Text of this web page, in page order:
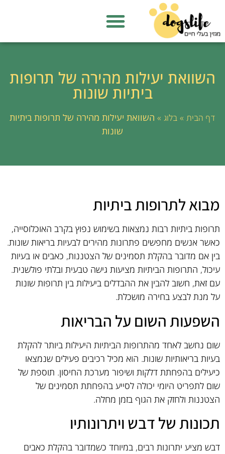
השוואת יעילות מהירה של תרופות
ביתיות שונות
דף הבית » בלוג » השוואת יעילות מהירה של תרופות ביתיות
שונות
מבוא לתרופות ביתיות
תרופות ביתיות רבות נמצאות בשימוש נפוץ בקרב האוכלוסייה,
כאשר אנשים מחפשים פתרונות מהירים לבעיות בריאות שונות.
בין אם מדובר בהקלת תסמינים של הצטננות, כאבים או בעיות
עיכול, התרופות הביתיות מציעות גישה טבעית ובלתי פולשנית.
עם זאת, חשוב להבין את ההבדלים ביעילות בין תרופות שונות
על מנת לבצע בחירה מושכלת.
השפעות השום על הבריאות
שום נחשב לאחד מהתרופות הביתיות היעילות ביותר להקלת
בעיות בריאותיות שונות. הוא מכיל רכיבים פעילים שנמצאו
כיעילים בהפחתת דלקות ושיפור מערכת החיסון. תוספת של
שום לתפריט היומי יכולה לסייע בהפחתת תסמינים של
הצטננות ולחזק את הגוף בזמן מחלה.
תכונות של דבש ויתרונותיו
דבש מציע יתרונות רבים, במיוחד כשמדובר בהקלת כאבים